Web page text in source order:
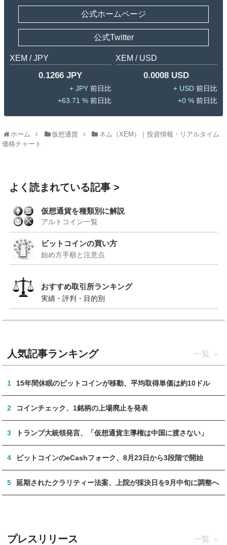
公式ホームページ
公式Twitter
XEM / JPY
0.1266 JPY
JPY
63.71 %
XEM / USD
0.0008 USD
USD
0 %
ホーム 仮想通貨
ネム（XEM）｜投資情報・リアルタイム
価格チャート
よく読まれている記事
仮想通貨を種類別に解説
アルトコイン一覧
ビットコインの買い方
始め方手順と注意点
おすすめ取引所ランキング
実績・評判・目的別
人気記事ランキング 一覧
1 15年間休眠のビットコインが移動、平均取得単価は約10ドル
2 コインチェック、1銘柄の上場廃止を発表
3 トランプ大統領発言、「仮想通貨主導権は中国に渡さない」
4 ビットコインのeCashフォーク、8月23日から3段階で開始
5 延期されたクラリティー法案、上院が採決日を9月中旬に調整へ
プレスリリース 一覧